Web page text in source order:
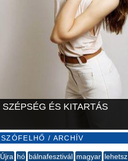
SZÉPSÉG ÉS KITARTÁS
SZÓFELHŐ / ARCHÍV
Újra hó bálnafesztivál magyar lehetsz